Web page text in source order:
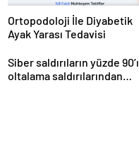
Ortopodoloji İle Diyabetik
Ayak Yarası Tedavisi
Siber saldırıların yüzde 90’ı
oltalama saldırılarından